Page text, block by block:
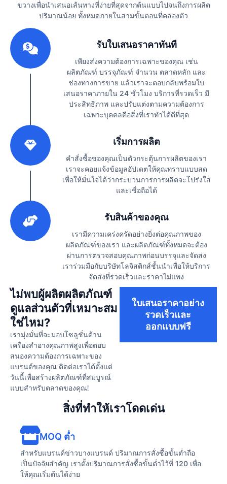
ขวางเพื่อนำเสนอเส้นทางที่ง่ายที่สุดจากต้นแบบไปจนถึงการผลิต
ปริมาณน้อย ทั้งหมดภายในสามขั้นตอนที่คล่องตัว
รับใบเสนอราคาทันที
เพียงส่งความต้องการเฉพาะของคุณ เช่น
ผลิตภัณฑ์ บรรจุภัณฑ์ จำนวน ตลาดหลัก และ
ช่องทางการขาย แล้วเราจะตอบกลับพร้อมใบ
เสนอราคาภายใน 24 ชั่วโมง บริการที่รวดเร็ว มี
ประสิทธิภาพ และปรับแต่งตามความต้องการ
เฉพาะบุคคลคือสิ่งที่เราทำได้ดีที่สุด
เริ่มการผลิต
คำสั่งซื้อของคุณเป็นตัวกระตุ้นการผลิตของเรา
เราจะคอยแจ้งข้อมูลอัปเดตให้คุณทราบแบบสด
เพื่อให้มั่นใจได้ว่ากระบวนการการผลิตจะโปร่งใส
และเชื่อถือได้
รับสินค้าของคุณ
เรามีความเคร่งครัดอย่างยิ่งต่อคุณภาพของ
ผลิตภัณฑ์ของเรา และผลิตภัณฑ์ทั้งหมดจะต้อง
ผ่านการตรวจสอบคุณภาพก่อนบรรจุและจัดส่ง
เราร่วมมือกับบริษัทโลจิสติกส์ชั้นนำเพื่อให้บริการ
จัดส่งที่รวดเร็วและราคาไม่แพง
ไม่พบผู้ผลิตผลิตภัณฑ์
ดูแลส่วนตัวที่เหมาะสม
ใช่ไหม?
เรามุ่งมั่นที่จะมอบโซลูชั่นด้าน
เครื่องสำอางคุณภาพสูงเพื่อตอบ
สนองความต้องการเฉพาะของ
แบรนด์ของคุณ ติดต่อเราได้ตั้งแต่
วันนี้เพื่อสร้างผลิตภัณฑ์ที่สมบูรณ์
แบบสำหรับตลาดของคุณ!
ใบเสนอราคาอย่าง
รวดเร็วและ
ออกแบบฟรี
สิ่งที่ทำให้เราโดดเด่น
MOQ ต่ำ
สำหรับแบรนด์ข่าวบางแบรนด์ ปริมาณการสั่งซื้อขั้นต่ำถือ
เป็นปัจจัยสำคัญ เราตั้งปริมาณการสั่งซื้อขั้นต่ำไว้ที่ 120 เพื่อ
ให้คุณเริ่มต้นได้ง่าย